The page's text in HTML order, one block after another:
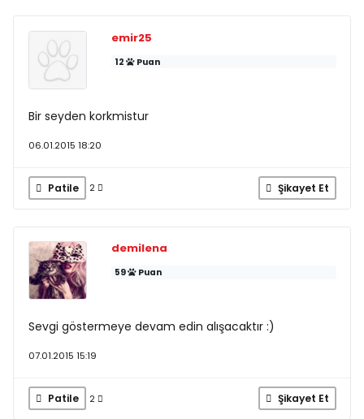
emir25
12 Puan
Bir seyden korkmistur
06.01.2015 18:20
Patile 2 Şikayet Et
demilena
59 Puan
Sevgi göstermeye devam edin alışacaktır :)
07.01.2015 15:19
Patile 2 Şikayet Et